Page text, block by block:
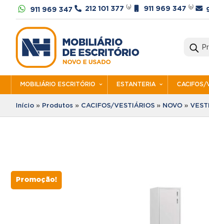
 911 969 347  212 101 377 ⁽ᵃ⁾ 911 969 347 ⁽ᵇ⁾ 
MOBILIÁRIO ESCRITÓRIO ESTANTERIA CACIFOS/
Início » Produtos » CACIFOS/VESTIÁRIOS » NOVO »
Promoção!